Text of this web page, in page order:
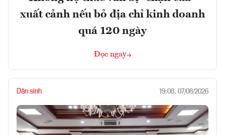
xuất cảnh nếu bỏ địa chỉ kinh doanh
quá 120 ngày
Đọc ngay
Dân sinh 19:08, 07/08/2026